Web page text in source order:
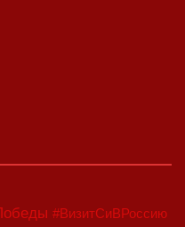
#ВизитСиВРоссию